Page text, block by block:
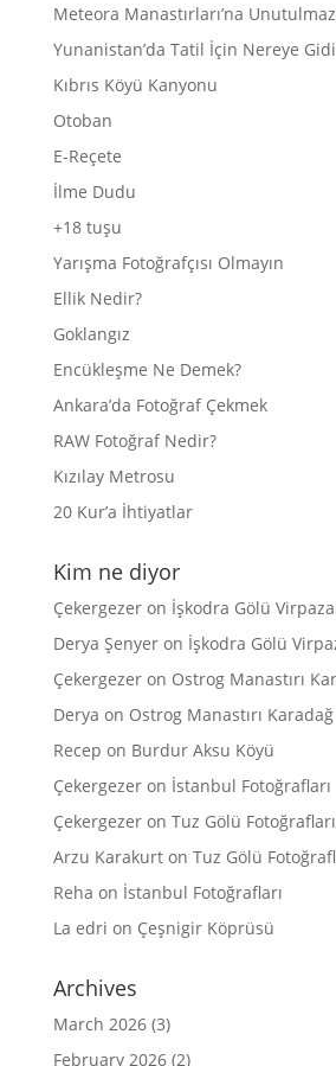
Meteora Manastırları’na
Yunanistan’da Tatil İçin Nereye
Kıbrıs Köyü Kanyonu
Otoban
E-Reçete
İlme Dudu
+18 tuşu
Yarışma Fotoğrafçısı Olmayın
Ellik Nedir?
Goklangız
Encükleşme Ne Demek?
Ankara’da Fotoğraf Çekmek
RAW Fotoğraf Nedir?
Kızılay Metrosu
20 Kur’a İhtiyatlar
Kim ne diyor
Çekergezeron İşkodra Gölü
Derya Şenyeron İşkodra Gölü
Çekergezeron Ostrog Manastırı
Derya on Ostrog Manastırı Karadağ
Recep on Burdur Aksu Köyü
Çekergezeron İstanbul Fotoğrafları
Çekergezeron Tuz Gölü Fotoğrafları
Arzu Karakurton Tuz Gölü
Reha on İstanbul Fotoğrafları
La edri on Çeşnigir Köprüsü
Archives
March 2026(3)
February 2026(2)